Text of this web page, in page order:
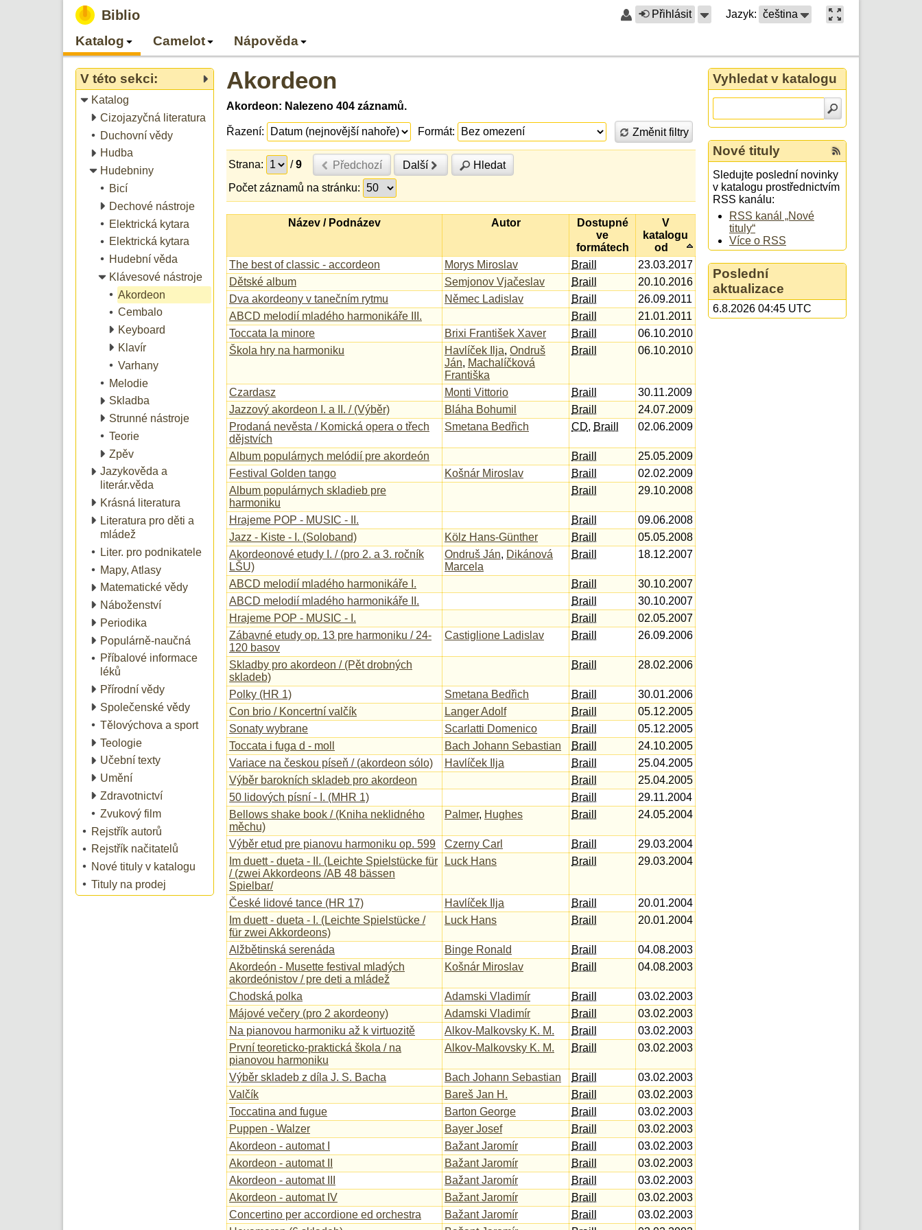
Biblio Přihlásit Jazyk: čeština
Katalog Camelot Nápověda
V této sekci:
Katalog
Cizojazyčná literatura
Duchovní vědy
Hudba
Hudebniny
Bicí
Dechové nástroje
Elektrická kytara
Elektrická kytara
Hudební věda
Klávesové nástroje
Akordeon
Cembalo
Keyboard
Klavír
Varhany
Melodie
Skladba
Strunné nástroje
Teorie
Zpěv
Jazykověda a
literár.věda
Krásná literatura
Literatura pro děti a
mládež
Liter. pro podnikatele
Mapy, Atlasy
Matematické vědy
Náboženství
Periodika
Populárně-naučná
Příbalové informace
léků
Přírodní vědy
Společenské vědy
Tělovýchova a sport
Teologie
Učební texty
Umění
Zdravotnictví
Zvukový film
Rejstřík autorů
Rejstřík načitatelů
Nové tituly v katalogu
Tituly na prodej
Akordeon
Akordeon: Nalezeno 404 záznamů.
Řazení: Formát: Změnit filtry
Strana: /9 Předchozí Další
Hledat
Počet záznamů na stránku:
Název / Podnázev Autor
Dostupné
ve
formátech
V
katalogu
od
The best of classic - accordeon
Morys Miroslav Braill
23.03.2017
Dětské album
Semjonov Vjačeslav Braill
20.10.2016
Dva akordeony v tanečním rytmu
Němec Ladislav Braill
26.09.2011
ABCD melodií mladého harmonikáře III.
Braill
21.01.2011
Toccata la minore
Brixi František Xaver Braill
06.10.2010
Škola hry na harmoniku
Havlíček Ilja, Ondruš
Ján, Machalíčková
Františka
Braill 06.10.2010
Czardasz Monti Vittorio Braill
30.11.2009
Jazzový akordeon I. a II. / (Výběr)
Bláha Bohumil Braill
24.07.2009
Prodaná nevěsta / Komická opera o třech
dějstvích
Smetana Bedřich CD, Braill 02.06.2009
Album populárnych melódií pre akordeón Braill
25.05.2009
Festival Golden tango
Košnár Miroslav Braill
02.02.2009
Album populárnych skladieb pre
harmoniku
Braill 29.10.2008
Hrajeme POP - MUSIC - II. Braill
09.06.2008
Jazz - Kiste - I. (Soloband)
Kölz Hans-Günther Braill
05.05.2008
Akordeonové etudy I. / (pro 2. a 3. ročník
LŠU)
Ondruš Ján, Dikánová
Marcela
Braill 18.12.2007
ABCD melodií mladého harmonikáře I. Braill
30.10.2007
ABCD melodií mladého harmonikáře II.
Braill
30.10.2007
Hrajeme POP - MUSIC - I.
Braill
02.05.2007
Zábavné etudy op. 13 pre harmoniku / 24-
120 basov
Castiglione Ladislav Braill 26.09.2006
Skladby pro akordeon / (Pět drobných
skladeb)
Braill 28.02.2006
Polky (HR 1) Smetana Bedřich Braill
30.01.2006
Con brio / Koncertní valčík
Langer Adolf Braill
05.12.2005
Sonaty wybrane
Scarlatti Domenico Braill
05.12.2005
Toccata i fuga d - moll
Bach Johann Sebastian Braill
24.10.2005
Variace na českou píseň / (akordeon sólo)
Havlíček Ilja Braill
25.04.2005
Výběr barokních skladeb pro akordeon
Braill
25.04.2005
50 lidových písní - I. (MHR 1)
Braill
29.11.2004
Bellows shake book / (Kniha neklidného
měchu)
Palmer, Hughes Braill 24.05.2004
Výběr etud pre pianovu harmoniku op. 599 Czerny Carl Braill
29.03.2004
Im duett - dueta - II. (Leichte Spielstücke für
/ (zwei Akkordeons /AB 48 bässen
Spielbar/
Luck Hans Braill 29.03.2004
České lidové tance (HR 17) Havlíček Ilja Braill
20.01.2004
Im duett - dueta - I. (Leichte Spielstücke /
für zwei Akkordeons)
Luck Hans Braill 20.01.2004
Alžbětinská serenáda Binge Ronald Braill
04.08.2003
Akordeón - Musette festival mladých
akordeónistov / pre deti a mládež
Košnár Miroslav Braill 04.08.2003
Chodská polka Adamski Vladimír Braill
03.02.2003
Májové večery (pro 2 akordeony)
Adamski Vladimír Braill
03.02.2003
Na pianovou harmoniku až k virtuozitě
Alkov-Malkovsky K. M. Braill
03.02.2003
První teoreticko-praktická škola / na
pianovou harmoniku
Alkov-Malkovsky K. M. Braill 03.02.2003
Výběr skladeb z díla J. S. Bacha Bach Johann Sebastian Braill
03.02.2003
Valčík
Bareš Jan H. Braill
03.02.2003
Toccatina and fugue
Barton George Braill
03.02.2003
Puppen - Walzer
Bayer Josef Braill
03.02.2003
Akordeon - automat I
Bažant Jaromír Braill
03.02.2003
Akordeon - automat II
Bažant Jaromír Braill
03.02.2003
Akordeon - automat III
Bažant Jaromír Braill
03.02.2003
Akordeon - automat IV
Bažant Jaromír Braill
03.02.2003
Concertino per accordione ed orchestra
Bažant Jaromír Braill
03.02.2003
Vyhledat v katalogu
Nové tituly
Sledujte poslední novinky
v katalogu prostřednictvím
RSS kanálu:
RSS kanál „Nové
tituly“
Více o RSS
Poslední
aktualizace
6.8.2026 04:45 UTC